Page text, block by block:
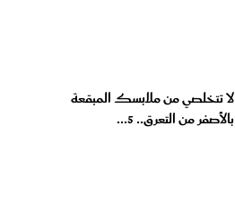
لا تتخلصي من ملابسك المبقعة
بالأصفر من التعرق.. 5...